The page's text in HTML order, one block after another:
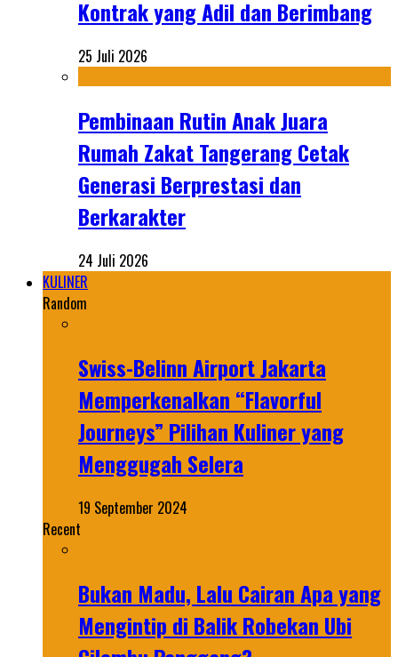
Kontrak yang Adil dan Berimbang
25 Juli 2026
Pembinaan Rutin Anak Juara
Rumah Zakat Tangerang Cetak
Generasi Berprestasi dan
Berkarakter
24 Juli 2026
KULINER
Random
Swiss-Belinn Airport Jakarta
Memperkenalkan “Flavorful
Journeys” Pilihan Kuliner yang
Menggugah Selera
19 September 2024
Recent
Bukan Madu, Lalu Cairan Apa yang
Mengintip di Balik Robekan Ubi